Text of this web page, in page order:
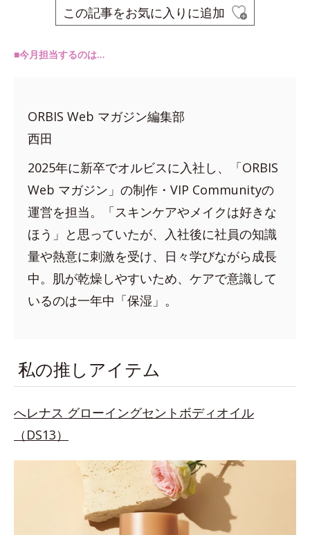
この記事をお気に入りに追加
■今月担当するのは…
ORBIS Web マガジン編集部
西田
2025年に新卒でオルビスに入社し、「ORBIS
Web マガジン」の制作・VIP Communityの
運営を担当。「スキンケアやメイクは好きな
ほう」と思っていたが、入社後に社員の知識
量や熱意に刺激を受け、日々学びながら成長
中。肌が乾燥しやすいため、ケアで意識して
いるのは一年中「保湿」。
私の推しアイテム
へレナス グローイングセントボディオイル
（DS13）